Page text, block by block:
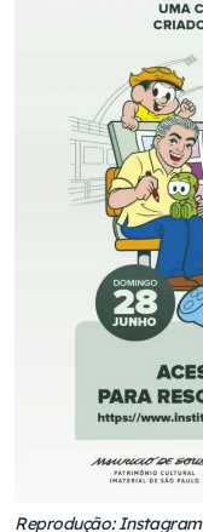
Reprodução: Instagram